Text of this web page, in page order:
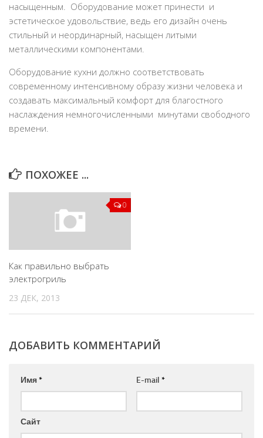
насыщенным. Оборудование может принести и
эстетическое удовольствие, ведь его дизайн очень
стильный и неординарный, насыщен литыми
металлическими компонентами.
Оборудование кухни должно соответствовать
современному интенсивному образу жизни человека и
создавать максимальный комфорт для благостного
наслаждения немногочисленными минутами свободного
времени.
ПОХОЖЕЕ ...
0
Как правильно выбрать
электрогриль
23 ДЕК, 2013
ДОБАВИТЬ КОММЕНТАРИЙ
Имя* E-mail *
Сайт